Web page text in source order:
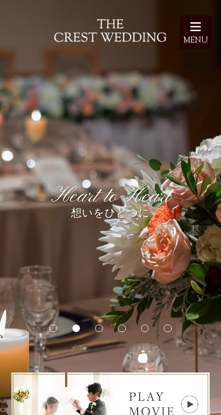
Heart to Heart
想いをひとつに
MENU
お問い合わせ
HOME
挙式スタイル
料理
フォトギャラリー
ウエディングプラン
Q&A
結納・顔合わせ